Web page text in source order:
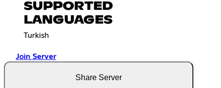
SUPPORTED
LANGUAGES
Turkish
Join Server
Share Server